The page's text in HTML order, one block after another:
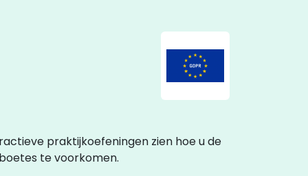
praktijkoefeningen zien hoe u de
te voorkomen.